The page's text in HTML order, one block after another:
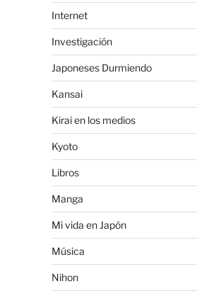
Internet
Investigación
Japoneses Durmiendo
Kansai
Kirai en los medios
Kyoto
Libros
Manga
Mi vida en Japón
Música
Nihon